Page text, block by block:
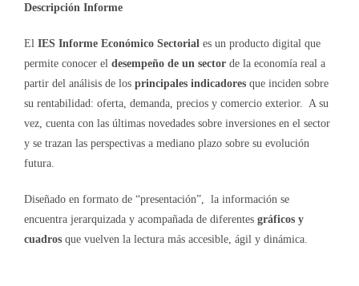
Descripción Informe
El IES Informe Económico Sectorial es un producto digital que
permite conocer el desempeño de un sector de la economía real a
partir del análisis de los principales indicadores que inciden sobre
su rentabilidad: oferta, demanda, precios y comercio exterior. A su
vez, cuenta con las últimas novedades sobre inversiones en el sector
y se trazan las perspectivas a mediano plazo sobre su evolución
futura.
Diseñado en formato de “presentación”, la información se
encuentra jerarquizada y acompañada de diferentes gráficos y
cuadros que vuelven la lectura más accesible, ágil y dinámica.